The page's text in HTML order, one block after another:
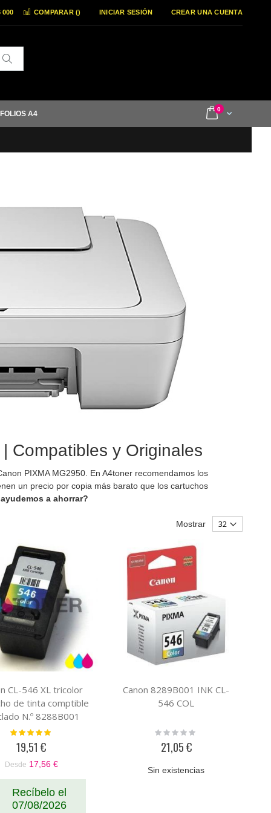
COMPARAR () INICIAR SESIÓN CREAR UNA CUENTA
000
Cart
0items
A4
Compatibles y Originales
PIXMA MG2950. En A4toner recomendamos los
un precio por copia más barato que los cartuchos
a ahorrar?
Mostrar
CL-546 XL tricolor
de tinta comptible
N.º 8288B001
Valoración:
19,51 €
Desde 17,56 €
Recíbelo el
07/08/2026
Canon 8289B001 INK CL-
546 COL
Rating:
21,05 €
Sin existencias